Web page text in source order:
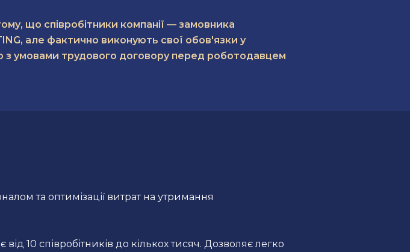
що співробітники компанії — замовника
але фактично виконують свої обов'язки у
з умовами трудового договору перед роботодавцем
та оптимізації витрат на утримання
10 співробітників до кількох тисяч. Дозволяє легко